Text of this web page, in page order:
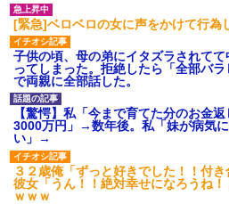
[緊急]ベロベロの女に声をかけて行為
子供の頃、母の弟にイタズラされて
ってしまった。拒絶したら「全部バ
で両親に全部話した。
【驚愕】私「今まで育てた分のお金
3000万円」→数年後。私「妹が病気
い」→
３２歳俺「ずっと好きでした！！付
彼女「うん！！絶対幸せになろう
ｗｗｗ